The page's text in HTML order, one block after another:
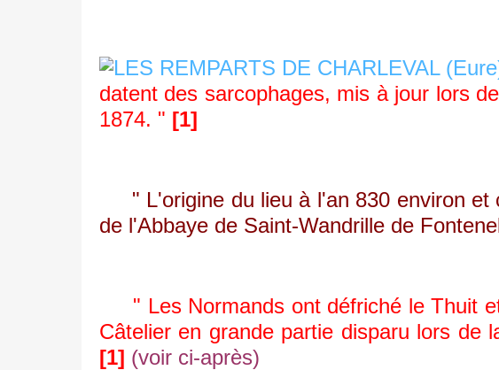
datent des sarcophages, mis à jour lors
1874. " [1]
" L'origine du lieu à l'an 830 environ et
de l'Abbaye de Saint-Wandrille de
" Les Normands ont défriché le Thuit
Câtelier en grande partie disparu lors de
[1] (voir ci-après)